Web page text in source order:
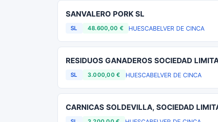
SANVALERO PORK SL
SL 48.600,00 € HUESCABELVER DE CINCA
RESIDUOS GANADEROS SOCIEDAD
SL 3.000,00 € HUESCABELVER DE CINCA
CARNICAS SOLDEVILLA, SOCIEDAD